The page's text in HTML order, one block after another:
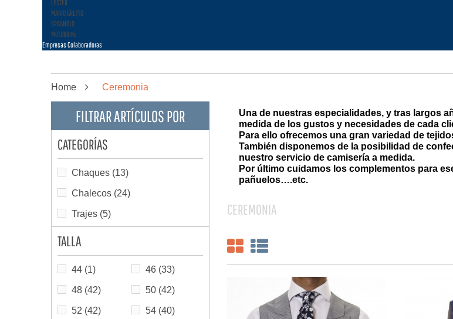
LESTER
MARIO GRETTO
SPAGNOLO
MOTORBIKE
Empresas Colaboradoras
Home Ceremonia
FILTRAR ARTÍCULOS POR
CATEGORÍAS
Chaques (13)
Chalecos (24)
Trajes (5)
TALLA
44 (1) 46(33)
48 (42) 50(42)
52 (42) 54(40)
Una de nuestras especialidades, y tras largos
medida de los gustos y necesidades de cada
Para ello ofrecemos una gran variedad de
También disponemos de la posibilidad de
nuestro servicio de camisería a medida.
Por último cuidamos los complementos para
pañuelos….etc.
CEREMONIA